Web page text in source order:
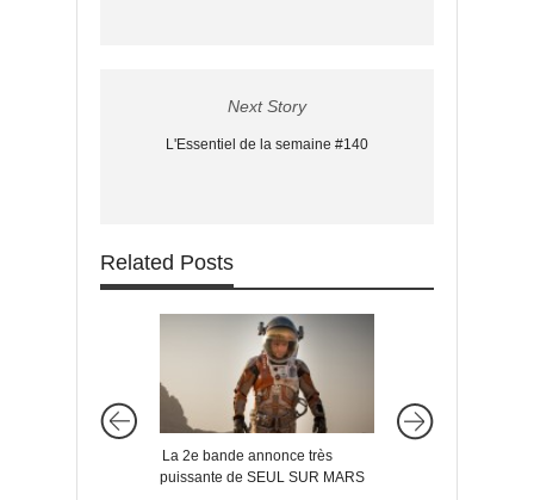
Next Story
L'Essentiel de la semaine #140
Related Posts
La 2e bande annonce très
puissante de SEUL SUR MARS